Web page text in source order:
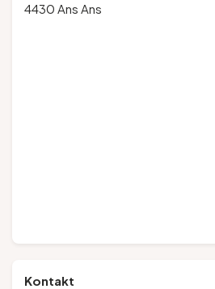
4430 Ans Ans
Kontakt